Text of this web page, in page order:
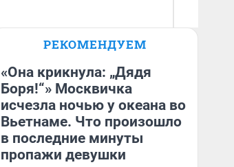
Екатерина Торопова
недвижимости
РЕКОМЕНДУЕМ
«Она крикнула: „Дядя
Боря!“» Москвичка
исчезла ночью у океана во
Вьетнаме. Что произошло
в последние минуты
пропажи девушки